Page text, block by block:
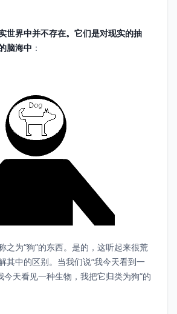
世界中并不存在。它们是对现实的抽
脑海中 ：
之为“狗”的东西。是的，这听起来很荒
其中的区别。当我们说“我今天看到一
今天看见一种生物，我把它归类为狗”的